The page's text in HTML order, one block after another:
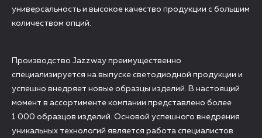
универсальность и высокое качество продукции с большим
количеством опций.
Производство Jazzway преимущественно
специализируется на выпуске светодиодной продукции и
успешно внедряет новые образцы изделий. В настоящий
момент в ассортименте компании представлено более
1 000 образцов изделий. Основой успешного внедрения
уникальных технологий является работа специалистов